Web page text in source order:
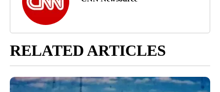
RELATED ARTICLES